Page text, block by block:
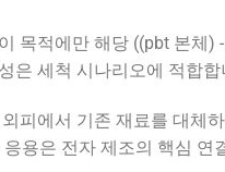
목적에만 해당 ((pbt 본체)
은 세척 시나리오에 적합합
피에서 기존 재료를 대체
용은 전자 제조의 핵심 연